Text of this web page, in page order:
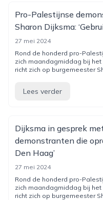
Pro-Palestijnse
Sharon Dijksma:
27 mei 2024
Rond de honderd pro-
zich maandagmiddag bij
richt zich op burgemeester
Lees verder
Dijksma in gesprek
demonstranten die
Den Haag’
27 mei 2024
Rond de honderd pro-
zich maandagmiddag bij
richt zich op burgemeester